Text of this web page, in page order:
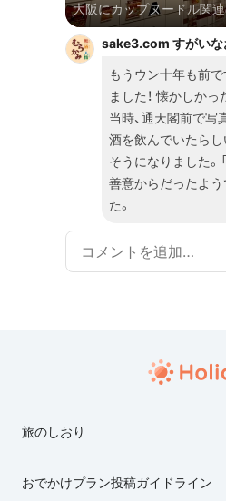
大阪にカップヌードル関
という噂。調べてみると
中、阪急池田駅近くに存在
春18きっぷを使用した今
伴」ということもあり、
実に押さえつつ、今迄の
ポットを加え、後は毎度
たりばったり思いつくま
sake3.com すがいな
もうウン十年も前で
ました！ 懐かしかっ
当時、通天閣前で写
酒を飲んでいたら
そうになりました。
善意からだったよう
た。
旅のしおり
おでかけプラン投稿ガイドライン